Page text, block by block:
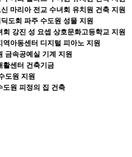
마리아 전교 수녀회 유치원 건축 지원
도회 파주 수도원 성물 지원
회 강진 성 요셉 상호문화고등학교 지원
역아동센터 디지털 피아노 지원
금속공예실 기계 지원
활센터 건축기금
도원 지원
도원 피정의 집 건축